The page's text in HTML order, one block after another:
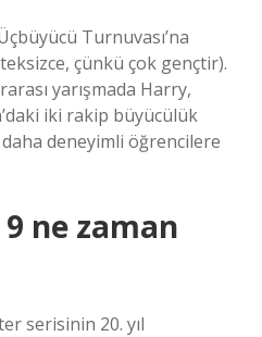
Turnuvası’na
çünkü çok gençtir).
yarışmada Harry,
iki rakip büyücülük
deneyimli öğrencilere
ne zaman
serisinin 20. yıl